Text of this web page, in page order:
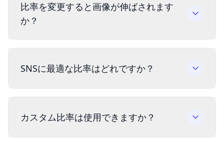
比率を変更すると画像が伸ばされます
か？
SNSに最適な比率はどれですか？
カスタム比率は使用できますか？